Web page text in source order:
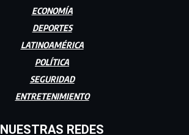
ECONOMÍA
DEPORTES
LATINOAMÉRICA
POLÍTICA
SEGURIDAD
ENTRETENIMIENTO
NUESTRAS REDES